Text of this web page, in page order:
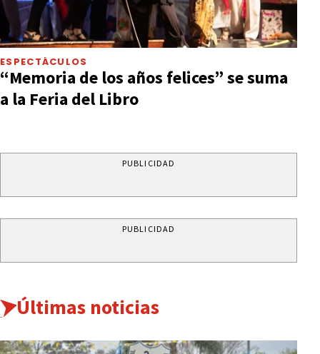
ESPECTÁCULOS
“Memoria de los años felices” se suma
a la Feria del Libro
PUBLICIDAD
PUBLICIDAD
Últimas noticias